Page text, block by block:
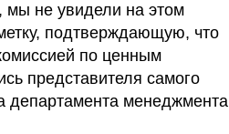
не увидели на этом
подтверждающую, что
по ценным
представителя самого
департамента менеджмента